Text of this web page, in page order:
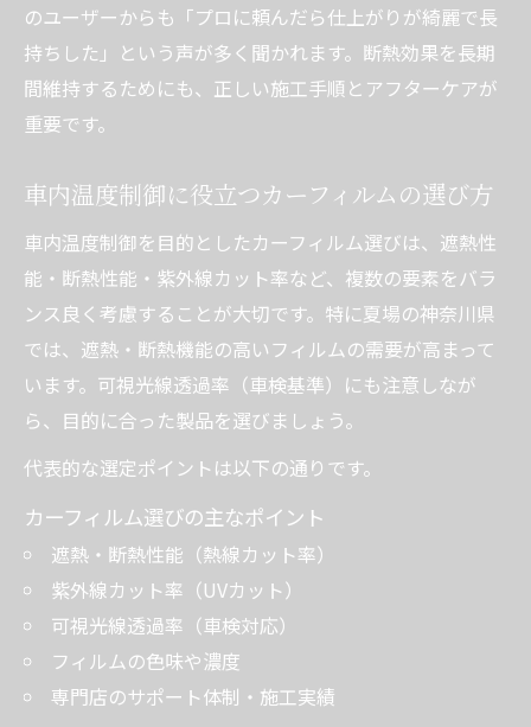
のユーザーからも「プロに頼んだら仕上がりが綺麗で長
持ちした」という声が多く聞かれます。断熱効果を長期
間維持するためにも、正しい施工手順とアフターケアが
重要です。
車内温度制御に役立つカーフィルムの選び方
車内温度制御を目的としたカーフィルム選びは、遮熱性
能・断熱性能・紫外線カット率など、複数の要素をバラ
ンス良く考慮することが大切です。特に夏場の神奈川県
では、遮熱・断熱機能の高いフィルムの需要が高まって
います。可視光線透過率（車検基準）にも注意しなが
ら、目的に合った製品を選びましょう。
代表的な選定ポイントは以下の通りです。
カーフィルム選びの主なポイント
遮熱・断熱性能（熱線カット率）
紫外線カット率（UVカット）
可視光線透過率（車検対応）
フィルムの色味や濃度
専門店のサポート体制・施工実績